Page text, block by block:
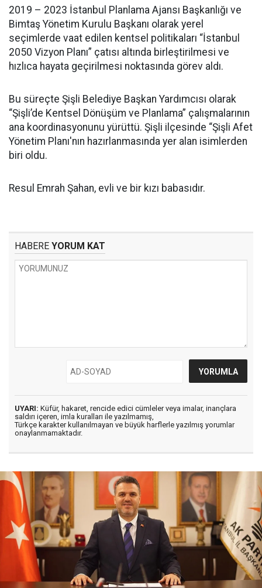
2019 – 2023 İstanbul Planlama Ajansı Başkanlığı ve
Bimtaş Yönetim Kurulu Başkanı olarak yerel
seçimlerde vaat edilen kentsel politikaları “İstanbul
2050 Vizyon Planı” çatısı altında birleştirilmesi ve
hızlıca hayata geçirilmesi noktasında görev aldı.
Bu süreçte Şişli Belediye Başkan Yardımcısı olarak
“Şişli’de Kentsel Dönüşüm ve Planlama” çalışmalarının
ana koordinasyonunu yürüttü. Şişli ilçesinde “Şişli Afet
Yönetim Planı'nın hazırlanmasında yer alan isimlerden
biri oldu.
Resul Emrah Şahan, evli ve bir kızı babasıdır.
HABERE YORUM KAT
UYARI: Küfür, hakaret, rencide edici cümleler veya imalar, inançlara
saldırı içeren, imla kuralları ile yazılmamış,
Türkçe karakter kullanılmayan ve büyük harflerle yazılmış yorumlar
onaylanmamaktadır.